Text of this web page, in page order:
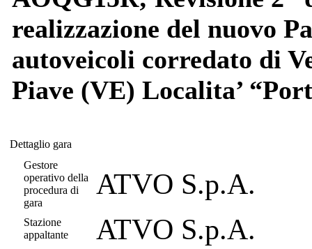
realizzazione del nuovo
autoveicoli corredato di
Piave (VE) Localita’
Dettaglio gara
Gestore
operativo della
procedura di
gara
ATVO S.p.A.
Stazione
appaltante
ATVO S.p.A.